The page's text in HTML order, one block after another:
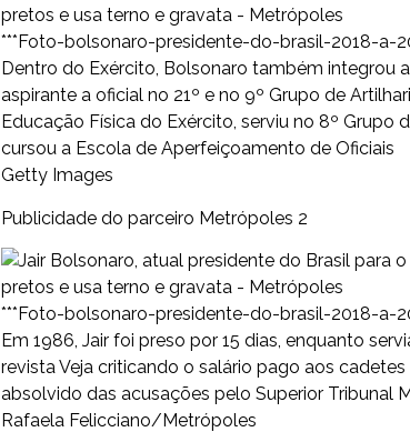
***Foto-bolsonaro-presidente-do-brasil-2018-a-
Dentro do Exército, Bolsonaro também integrou
aspirante a oficial no 21º e no 9º Grupo de
Educação Física do Exército, serviu no 8º Grupo
cursou a Escola de Aperfeiçoamento de Oficiais
Getty Images
Publicidade do parceiro Metrópoles 2
***Foto-bolsonaro-presidente-do-brasil-2018-a-
Em 1986, Jair foi preso por 15 dias, enquanto
revista Veja criticando o salário pago aos
absolvido das acusações pelo Superior Tribunal
Rafaela Felicciano/Metrópoles